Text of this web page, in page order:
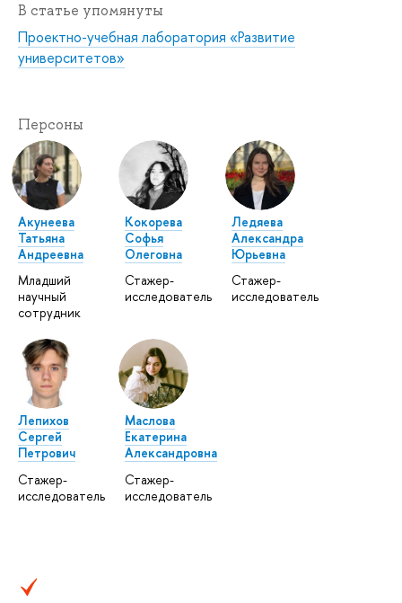
В статье упомянуты
Проектно-учебная лаборатория «Развитие
университетов»
Персоны
Акунеева
Татьяна
Андреевна
Младший
научный
сотрудник
Кокорева
Софья
Олеговна
Стажер-
исследователь
Ледяева
Александра
Юрьевна
Стажер-
исследователь
Лепихов
Сергей
Петрович
Стажер-
исследователь
Маслова
Екатерина
Александровна
Стажер-
исследователь